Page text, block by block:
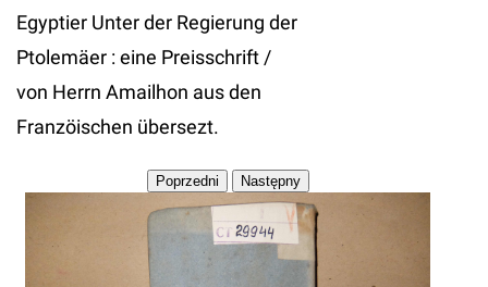
Egyptier Unter der Regierung der
Ptolemäer : eine Preisschrift /
von Herrn Amailhon aus den
Franzöischen übersezt.